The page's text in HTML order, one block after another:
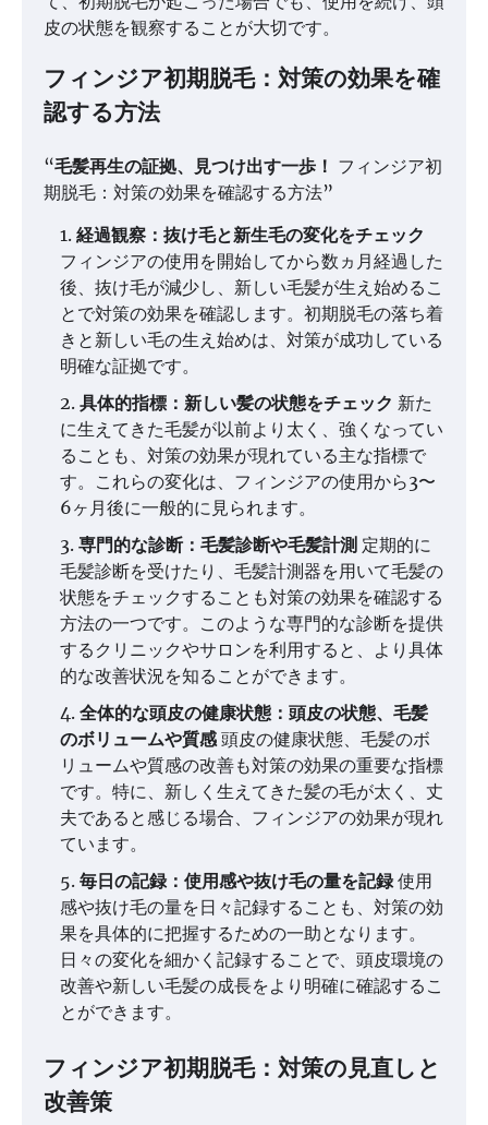
皮の状態を観察することが大切です。
フィンジア初期脱毛：対策の効果を確
認する方法
“毛髪再生の証拠、見つけ出す一歩！ フィンジア初
期脱毛：対策の効果を確認する方法”
経過観察：抜け毛と新生毛の変化をチェック
フィンジアの使用を開始してから数ヵ月経過した
後、抜け毛が減少し、新しい毛髪が生え始めるこ
とで対策の効果を確認します。初期脱毛の落ち着
きと新しい毛の生え始めは、対策が成功している
明確な証拠です。
具体的指標：新しい髪の状態をチェック 新た
に生えてきた毛髪が以前より太く、強くなってい
ることも、対策の効果が現れている主な指標で
す。これらの変化は、フィンジアの使用から3〜
6ヶ月後に一般的に見られます。
専門的な診断：毛髪診断や毛髪計測 定期的に
毛髪診断を受けたり、毛髪計測器を用いて毛髪の
状態をチェックすることも対策の効果を確認する
方法の一つです。このような専門的な診断を提供
するクリニックやサロンを利用すると、より具体
的な改善状況を知ることができます。
全体的な頭皮の健康状態：頭皮の状態、毛髪
のボリュームや質感頭皮の健康状態、毛髪のボ
リュームや質感の改善も対策の効果の重要な指標
です。特に、新しく生えてきた髪の毛が太く、丈
夫であると感じる場合、フィンジアの効果が現れ
ています。
毎日の記録：使用感や抜け毛の量を記録使用
感や抜け毛の量を日々記録することも、対策の効
果を具体的に把握するための一助となります。
日々の変化を細かく記録することで、頭皮環境の
改善や新しい毛髪の成長をより明確に確認するこ
とができます。
フィンジア初期脱毛：対策の見直しと
改善策